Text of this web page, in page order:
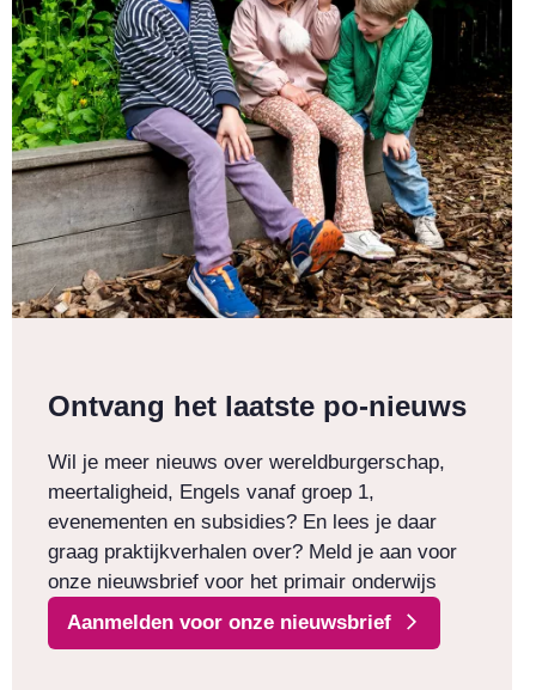
Ontvang het laatste po-nieuws
Wil je meer nieuws over wereldburgerschap,
meertaligheid, Engels vanaf groep 1,
evenementen en subsidies? En lees je daar
graag praktijkverhalen over? Meld je aan voor
onze nieuwsbrief voor het primair onderwijs
Aanmelden voor onze nieuwsbrief